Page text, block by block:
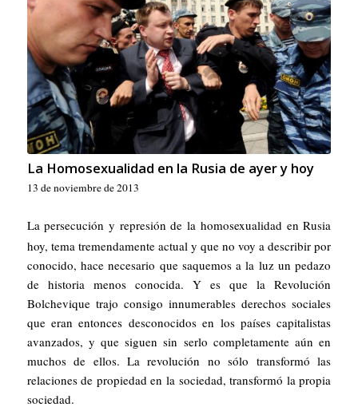
La Homosexualidad en la Rusia de ayer y hoy
13 de noviembre de 2013
La persecución y represión de la homosexualidad en Rusia
hoy, tema tremendamente actual y que no voy a describir por
conocido, hace necesario que saquemos a la luz un pedazo
de historia menos conocida. Y es que la Revolución
Bolchevique trajo consigo innumerables derechos sociales
que eran entonces desconocidos en los países capitalistas
avanzados, y que siguen sin serlo completamente aún en
muchos de ellos. La revolución no sólo transformó las
relaciones de propiedad en la sociedad, transformó la propia
sociedad.